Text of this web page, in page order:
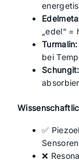
„edel“ =
Turmalin:
bei
Schungit:
✅
❌